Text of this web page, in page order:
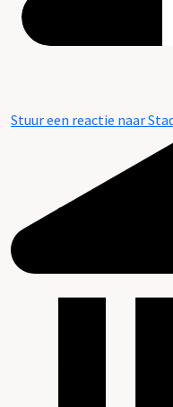
Stuur een reactie naar